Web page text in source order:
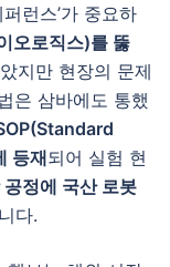
런스’가 중요하
오로직스)를 뚫
지만 현장의 문제
은 삼바에도 통했
등재되어 실험 현
정에 국산 로봇
다.